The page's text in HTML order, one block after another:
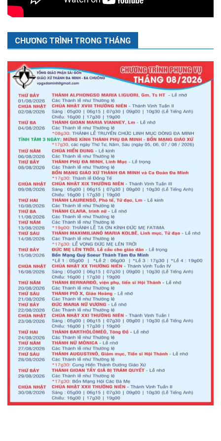
CHƯƠNG TRÌNH TRONG THÁNG